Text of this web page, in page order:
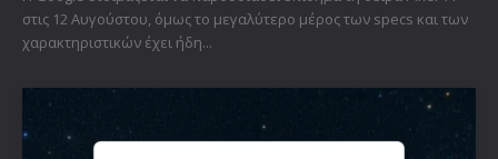
στις 12 Αυγούστου, όμως το μεγαλύτερο μέρος των specs και των
χαρακτηριστικών έχει ήδη...